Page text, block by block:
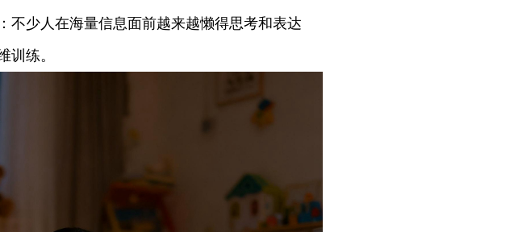
不少人在海量信息面前越来越懒得思考和表达
练。